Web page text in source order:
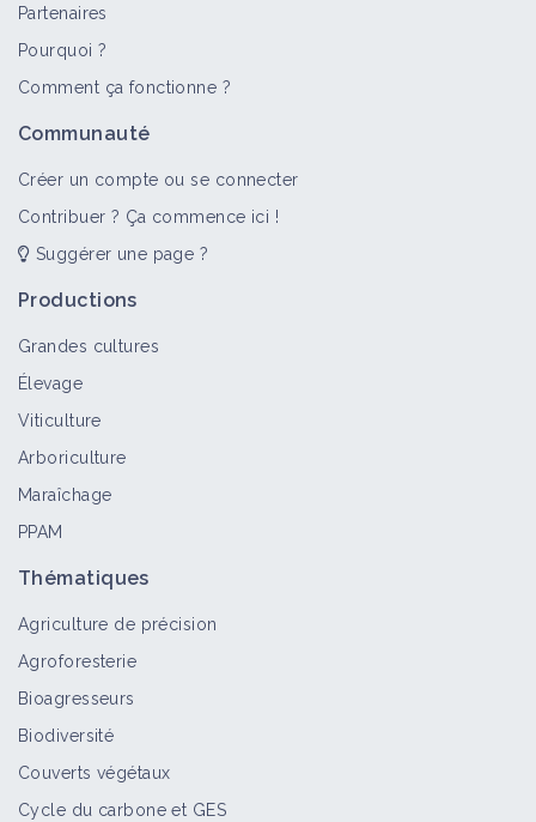
Partenaires
Pourquoi ?
Comment ça fonctionne ?
Communauté
Créer un compte ou se connecter
Contribuer ? Ça commence ici !
Suggérer une page ?
Productions
Grandes cultures
Élevage
Viticulture
Arboriculture
Maraîchage
PPAM
Thématiques
Agriculture de précision
Agroforesterie
Bioagresseurs
Biodiversité
Couverts végétaux
Cycle du carbone et GES